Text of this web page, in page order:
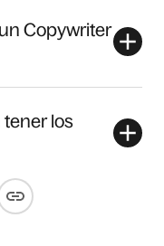
Copywriter
los